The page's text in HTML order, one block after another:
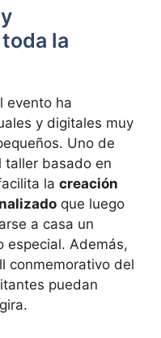
la
evento ha
y digitales muy
Uno de
taller basado en
la creación
que luego
a casa un
especial. Además,
conmemorativo del
puedan